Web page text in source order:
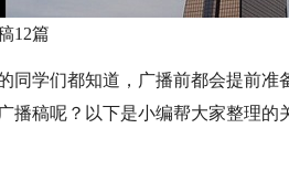
12篇
同学们都知道，广播前都会提前准
播稿呢？以下是小编帮大家整理的